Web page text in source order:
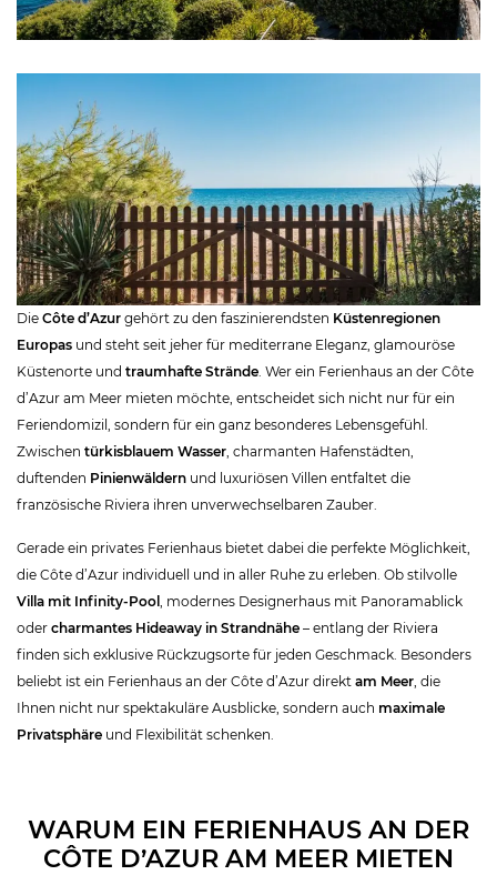
Die Côte d’Azur gehört zu den faszinierendsten Küstenregionen
Europas und steht seit jeher für mediterrane Eleganz, glamouröse
Küstenorte und traumhafte Strände. Wer ein Ferienhaus an der Côte
d’Azur am Meer mieten möchte, entscheidet sich nicht nur für ein
Feriendomizil, sondern für ein ganz besonderes Lebensgefühl.
Zwischen türkisblauem Wasser, charmanten Hafenstädten,
duftenden Pinienwäldern und luxuriösen Villen entfaltet die
französische Riviera ihren unverwechselbaren Zauber.
Gerade ein privates Ferienhaus bietet dabei die perfekte Möglichkeit,
die Côte d’Azur individuell und in aller Ruhe zu erleben. Ob stilvolle
Villa mit Infinity-Pool , modernes Designerhaus mit Panoramablick
oder charmantes Hideaway in Strandnähe – entlang der Riviera
finden sich exklusive Rückzugsorte für jeden Geschmack. Besonders
beliebt ist ein Ferienhaus an der Côte d’Azur direkt am Meer, die
Ihnen nicht nur spektakuläre Ausblicke, sondern auch maximale
Privatsphäre und Flexibilität schenken.
WARUM EIN FERIENHAUS AN DER
CÔTE D’AZUR AM MEER MIETEN